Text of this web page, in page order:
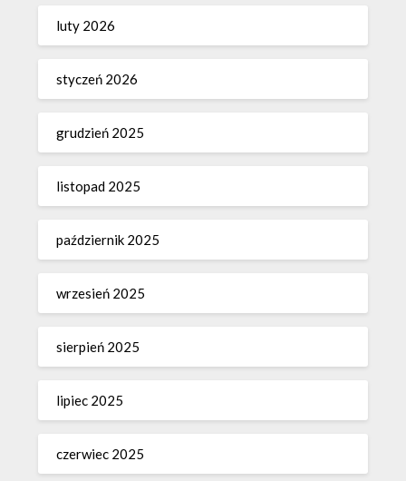
luty 2026
styczeń 2026
grudzień 2025
listopad 2025
październik 2025
wrzesień 2025
sierpień 2025
lipiec 2025
czerwiec 2025